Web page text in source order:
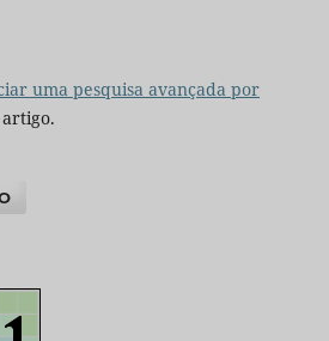
uma pesquisa avançada por